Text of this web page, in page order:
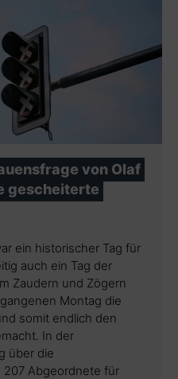
von Olaf
gescheiterte
ein historischer Tag für
auch ein Tag der
Zaudern und Zögern
Montag die
somit endlich den
In der
über die
Abgeordnete für